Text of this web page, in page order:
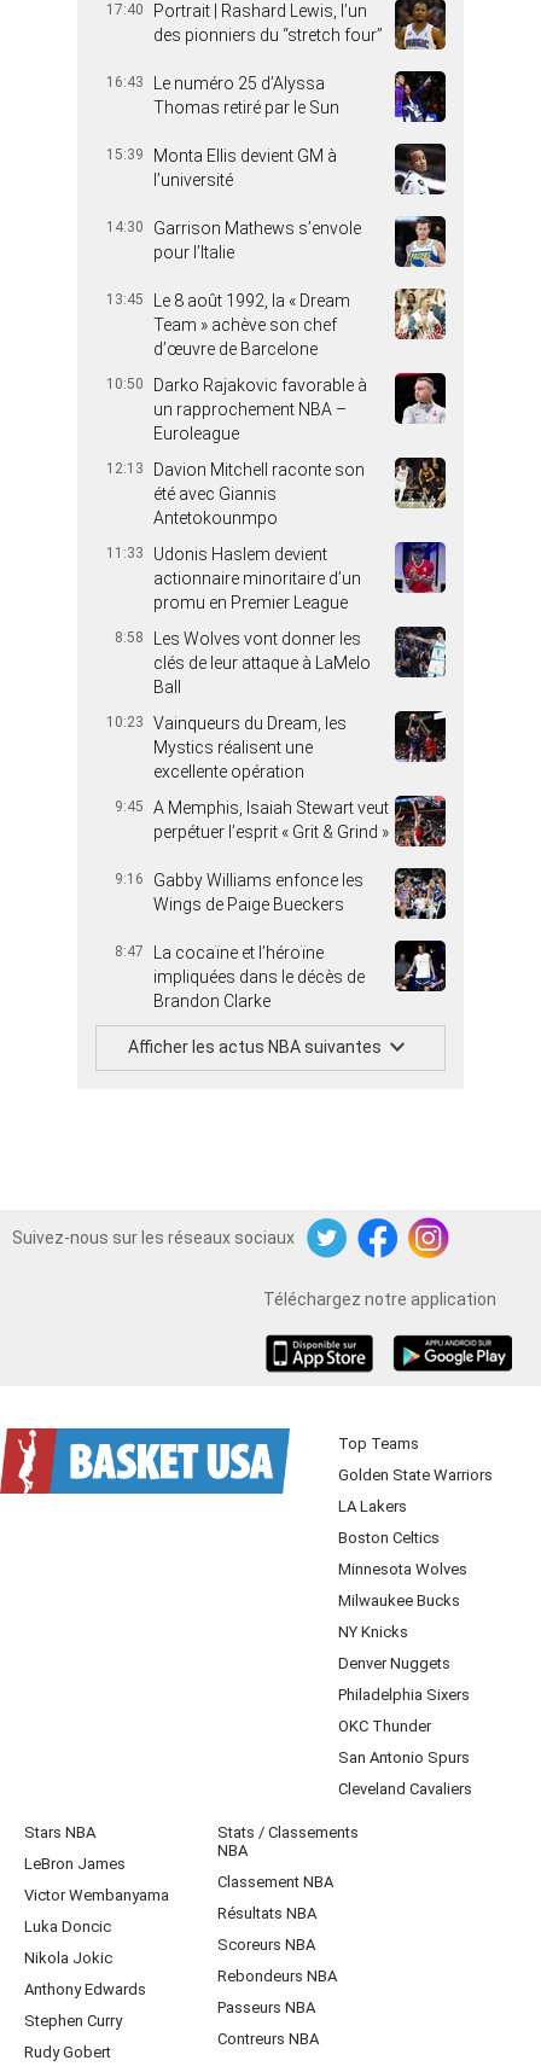
17:40
Portrait | Rashard Lewis, l’un
des pionniers du “stretch four”
16:43
Le numéro 25 d’Alyssa
Thomas retiré par le Sun
15:39
Monta Ellis devient GM à
l’université
14:30
Garrison Mathews s’envole
pour l’Italie
13:45
Le 8 août 1992, la « Dream
Team » achève son chef
d’œuvre de Barcelone
10:50
Darko Rajakovic favorable à
un rapprochement NBA –
Euroleague
12:13
Davion Mitchell raconte son
été avec Giannis
Antetokounmpo
11:33
Udonis Haslem devient
actionnaire minoritaire d’un
promu en Premier League
8:58
Les Wolves vont donner les
clés de leur attaque à LaMelo
Ball
10:23
Vainqueurs du Dream, les
Mystics réalisent une
excellente opération
9:45
A Memphis, Isaiah Stewart veut
perpétuer l’esprit « Grit & Grind »
9:16
Gabby Williams enfonce les
Wings de Paige Bueckers
8:47
La cocaïne et l’héroïne
impliquées dans le décès de
Brandon Clarke
Afficher les actus NBA suivantes
Suivez-nous sur les réseaux sociaux
TwitterFacebookInstagram
Téléchargez notre application
Top Teams
Golden State Warriors
LA Lakers
Boston Celtics
Minnesota Wolves
Milwaukee Bucks
NY Knicks
Denver Nuggets
Philadelphia Sixers
OKC Thunder
San Antonio Spurs
Cleveland Cavaliers
Stars NBA
LeBron James
Victor Wembanyama
Luka Doncic
Nikola Jokic
Anthony Edwards
Stephen Curry
Rudy Gobert
Stats / Classements
NBA
Classement NBA
Résultats NBA
Scoreurs NBA
Rebondeurs NBA
Passeurs NBA
Contreurs NBA